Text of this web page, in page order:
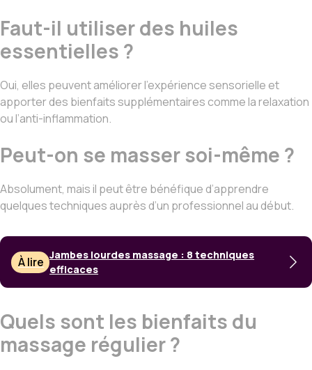
Faut-il utiliser des huiles
essentielles ?
Oui, elles peuvent améliorer l’expérience sensorielle et
apporter des bienfaits supplémentaires comme la relaxation
ou l’anti-inflammation.
Peut-on se masser soi-même ?
Absolument, mais il peut être bénéfique d’apprendre
quelques techniques auprès d’un professionnel au début.
À lire Jambes lourdes massage : 8 techniques
efficaces
Quels sont les bienfaits du
massage régulier ?